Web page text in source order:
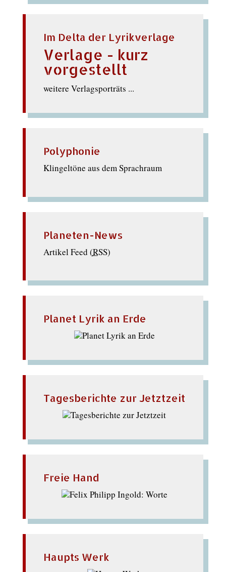
Im Delta der Lyrikverlage
Verlage - kurz
vorgestellt
weitere Verlagsporträts ...
Polyphonie
Klingeltöne aus dem Sprachraum
Planeten-News
Artikel Feed (RSS)
Planet Lyrik an Erde
Tagesberichte zur Jetztzeit
Freie Hand
Haupts Werk